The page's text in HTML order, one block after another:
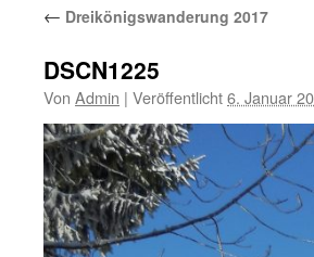
← Dreikönigswanderung 2017
DSCN1225
Von Admin | Veröffentlicht6. Januar